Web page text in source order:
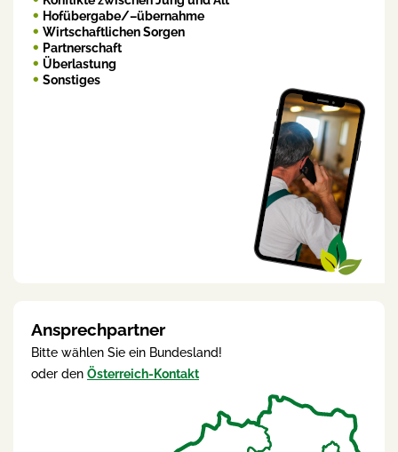
Hofübergabe/–übernahme
Wirtschaftlichen Sorgen
Partnerschaft
Überlastung
Sonstiges
Ansprechpartner
Bitte wählen Sie ein Bundesland!
oder den Österreich-Kontakt